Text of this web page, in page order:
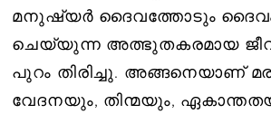
മനുഷ്യർ ദൈവത്തോടും ദൈവം
ചെയ്യുന്ന അത്ഭുതകരമായ
പുറം തിരിച്ചു. അങ്ങനെയാണ്
വേദനയും, തിന്മയും,